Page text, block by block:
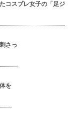
コスプレ女子の「足ジ
さっ
を